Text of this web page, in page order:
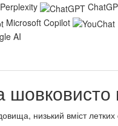
Perplexity
Microsoft Copilot
AI
низький вміст летких